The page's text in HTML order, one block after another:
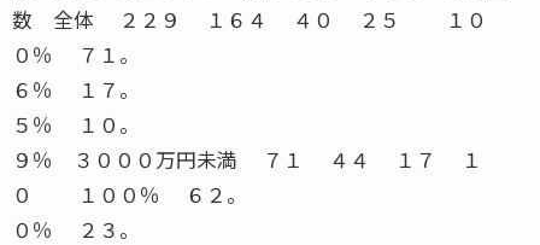
数 全体 ２２９ １６４ ４０ ２５ １０
０％ ７１。
６％ １７。
５％ １０。
９％ ３０００万円未満 ７１ ４４ １７ １
０ １００％ ６２。
０％ ２３。